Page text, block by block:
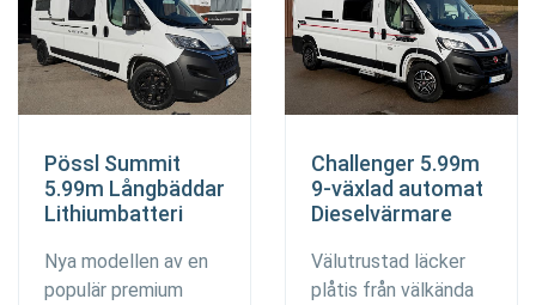
Pössl Summit
5.99m Långbäddar
Lithiumbatteri
Nya modellen av en
populär premium
Challenger 5.99m
9-växlad automat
Dieselvärmare
Välutrustad läcker
plåtis från välkända